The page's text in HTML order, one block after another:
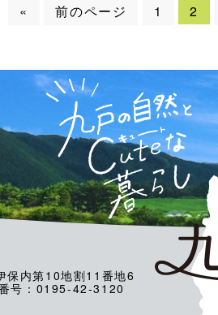
« 前のページ 1 2
内第10地割11番地6
号：0195-42-3120